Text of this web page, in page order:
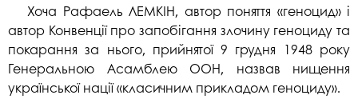
Хоча Рафаель ЛЕМКІН, автор поняття «геноцид» і
автор Конвенції про запобігання злочину геноциду та
покарання за нього, прийнятої 9 грудня 1948 року
Генеральною Асамблею ООН, назвав нищення
української нації «класичним прикладом геноциду».